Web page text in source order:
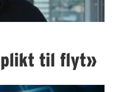
plikt til flyt»